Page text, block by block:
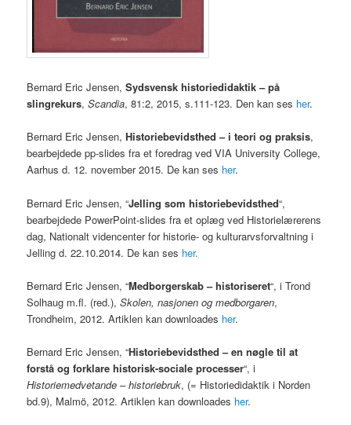
Bernard Eric Jensen,Sydsvensk historiedidaktik – på
slingrekurs,Scandia, 81:2, 2015, s.111-123. Den kan ses her.
Bernard Eric Jensen,Historiebevidsthed – i teori og praksis,
bearbejdede pp-slides fra et foredrag ved VIA University College,
Aarhus d. 12. november 2015. De kan ses her.
Bernard Eric Jensen, “Jelling som historiebevidsthed“,
bearbejdede PowerPoint-slides fra et oplæg ved Historielærerens
dag, Nationalt videncenter for historie- og kulturarvsforvaltning i
Jelling d. 22.10.2014. De kan ses her.
Bernard Eric Jensen, “Medborgerskab – historiseret“, i Trond
Solhaug m.fl. (red.),Skolen, nasjonen og medborgaren,
Trondheim, 2012. Artiklen kan downloades her.
Bernard Eric Jensen, “Historiebevidsthed – en nøgle til at
forstå og forklare historisk-sociale processer“, i
Historiemedvetande – historiebruk, (= Historiedidaktik i Norden
bd.9), Malmö, 2012. Artiklen kan downloades her.